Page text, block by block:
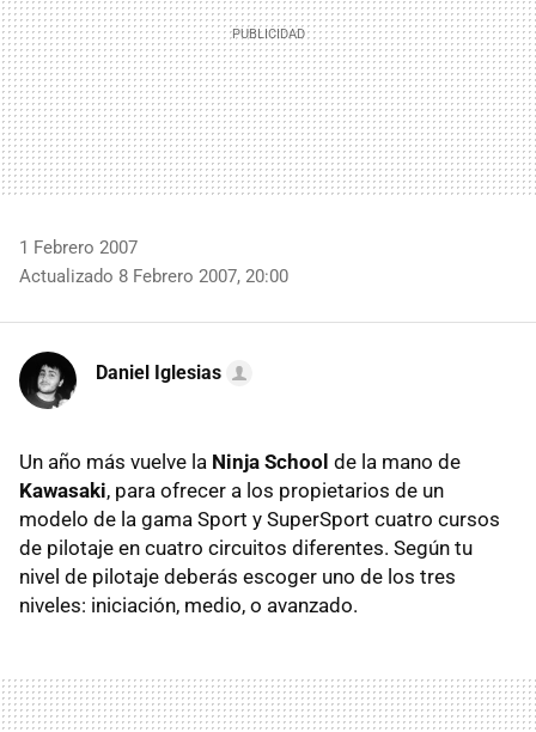
1 Febrero 2007
Actualizado 8 Febrero 2007, 20:00
Daniel Iglesias
Un año más vuelve la Ninja School de la mano de
Kawasaki, para ofrecer a los propietarios de un
modelo de la gama Sport y SuperSport cuatro cursos
de pilotaje en cuatro circuitos diferentes. Según tu
nivel de pilotaje deberás escoger uno de los tres
niveles: iniciación, medio, o avanzado.